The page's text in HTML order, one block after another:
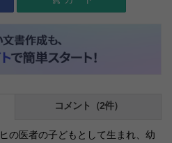
コメント（2件）
の医者の子どもとして生まれ、幼